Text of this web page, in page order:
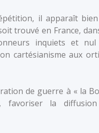
il apparaît
trouvé en France,
inquiets et
cartésianisme aux
de guerre à « la
favoriser la